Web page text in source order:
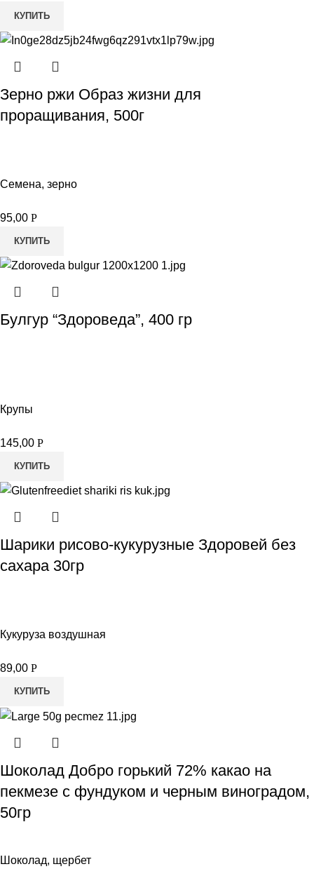
КУПИТЬ
Зерно ржи Образ жизни для
проращивания, 500г
Семена, зерно
95,00 Р
КУПИТЬ
Булгур “Здороведа”, 400 гр
Крупы
145,00 Р
КУПИТЬ
Шарики рисово-кукурузные Здоровей без
сахара 30гр
Кукуруза воздушная
89,00 Р
КУПИТЬ
Шоколад Добро горький 72% какао на
пекмезе с фундуком и черным виноградом,
50гр
Шоколад, щербет